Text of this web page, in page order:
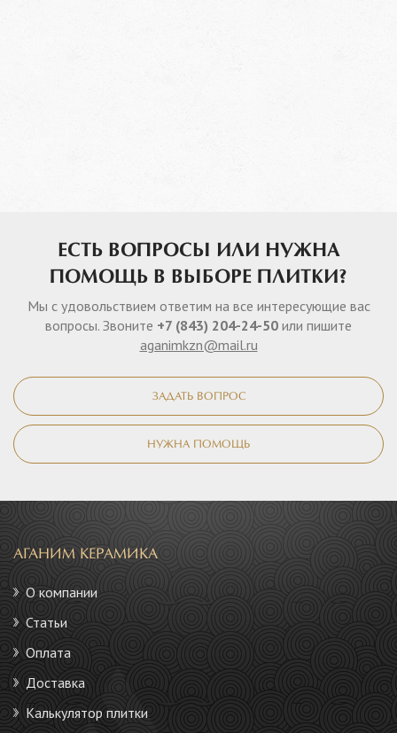
ЕСТЬ ВОПРОСЫ ИЛИ НУЖНА
ПОМОЩЬ В ВЫБОРЕ ПЛИТКИ?
Мы с удовольствием ответим на все интересующие вас
вопросы. Звоните +7 (843) 204-24-50 или пишите
aganimkzn@mail.ru
ЗАДАТЬ ВОПРОС
НУЖНА ПОМОЩЬ
АГАНИМ КЕРАМИКА
О компании
Статьи
Оплата
Доставка
Калькулятор плитки